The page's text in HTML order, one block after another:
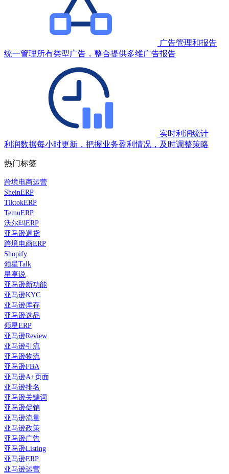
广告管理和报告
统一管理所有类型广告，整合提供多维广告报告
实时利润统计
利润数据每小时更新，把握业务盈利情况，及时调整策略
热门标签
跨境电商运营
SheinERP
TiktokERP
TemuERP
沃尔玛ERP
亚马逊退货
跨境电商ERP
Shopify
领星Talk
星享说
亚马逊新功能
亚马逊KYC
亚马逊库存
亚马逊选品
领星ERP
亚马逊Review
亚马逊引流
亚马逊物流
亚马逊FBA
亚马逊A+页面
亚马逊排名
亚马逊关键词
亚马逊促销
亚马逊流量
亚马逊政策
亚马逊广告
亚马逊Listing
亚马逊ERP
亚马逊运营